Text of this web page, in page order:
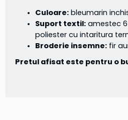
Culoare: bleumarin
Suport textil: amestec
poliester cu intaritura
Broderie insemne: fir
Pretul afisat este pentru o